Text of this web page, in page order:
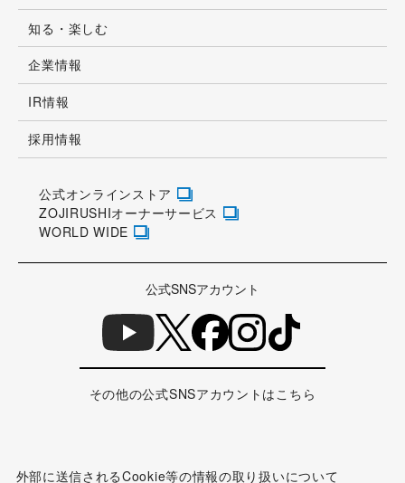
知る・楽しむ
企業情報
IR情報
採用情報
公式オンラインストア
ZOJIRUSHIオーナーサービス
WORLD WIDE
公式SNSアカウント
その他の公式SNSアカウントはこちら
外部に送信されるCookie等の情報の取り扱いについて